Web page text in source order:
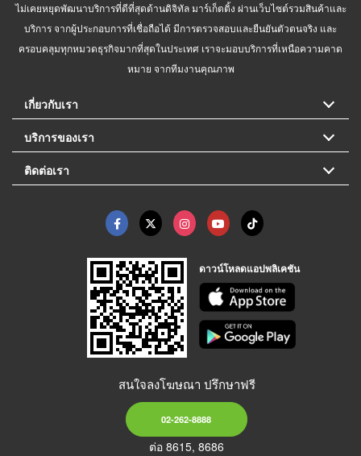
ไม่เคยหยุดพัฒนาบริการที่ดีที่สุดด้านดิจิทัล มาร์เก็ตติ้ง ผ่านเว็บไซต์รวมสินค้าและ
บริการ จากผู้ประกอบการที่เชื่อถือได้ มีการตรวจสอบและยืนยันตัวตนจริง และ
ครอบคลุมทุกหมวดธุรกิจมากที่สุดในประเทศ เราจะมอบบริการที่เหนือความคาด
หมาย จากทีมงานคุณภาพ
เกี่ยวกับเรา
บริการของเรา
ติดต่อเรา
ดาวน์โหลดแอปพลิเคชัน
สนใจลงโฆษณา ปรึกษาฟรี
02-262-8888
ต่อ 8615, 8686